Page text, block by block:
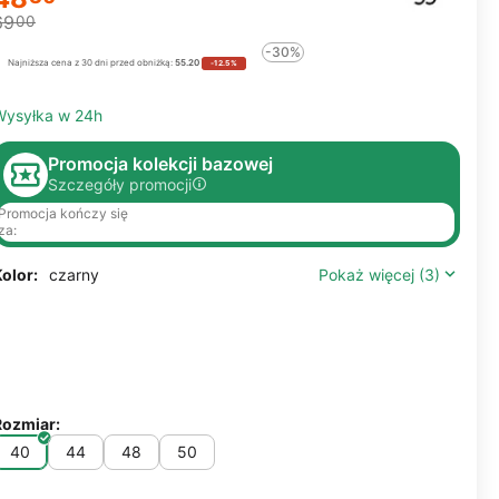
00
Najniższa cena z 30 dni przed obniżką: 55.20 -12.5%
-30%
w 24h
Promocja kolekcji bazowej
Szczegóły promocji
kończy się
czarny Pokaż więcej (3)
40
44 48 50